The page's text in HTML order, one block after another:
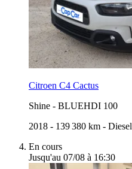
Citroen C4 Cactus
Shine - BLUEHDI 100
2018 - 139 380 km - Diesel
En cours
Jusqu'au 07/08 à 16:30